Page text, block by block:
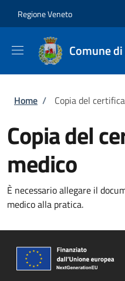
Regione Veneto
Comune
Briciole di
Home / Copia del
Copia del
medico
È necessario allegare il
medico alla pratica.